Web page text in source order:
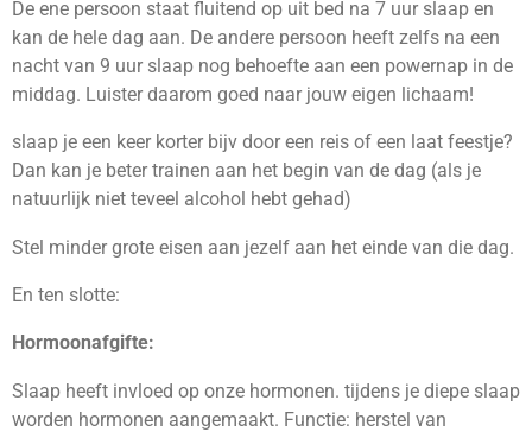
De ene persoon staat fluitend op uit bed na 7 uur slaap en
kan de hele dag aan. De andere persoon heeft zelfs na een
nacht van 9 uur slaap nog behoefte aan een powernap in de
middag. Luister daarom goed naar jouw eigen lichaam!
slaap je een keer korter bijv door een reis of een laat feestje?
Dan kan je beter trainen aan het begin van de dag (als je
natuurlijk niet teveel alcohol hebt gehad)
Stel minder grote eisen aan jezelf aan het einde van die dag.
En ten slotte:
Hormoonafgifte:
Slaap heeft invloed op onze hormonen. tijdens je diepe slaap
worden hormonen aangemaakt. Functie: herstel van